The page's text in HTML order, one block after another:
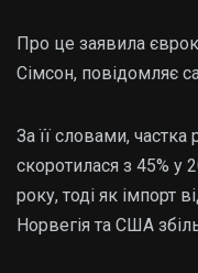
Про це заявила
Сімсон, повідомляє
За її словами, частка
скоротилася з 45% у
року, тоді як імпорт
Норвегія та США